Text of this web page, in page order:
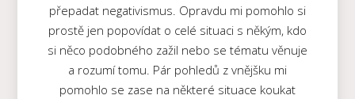
přepadat negativismus. Opravdu mi pomohlo si
prostě jen popovídat o celé situaci s někým, kdo
si něco podobného zažil nebo se tématu věnuje
a rozumí tomu. Pár pohledů z vnějšku mi
pomohlo se zase na některé situace koukat